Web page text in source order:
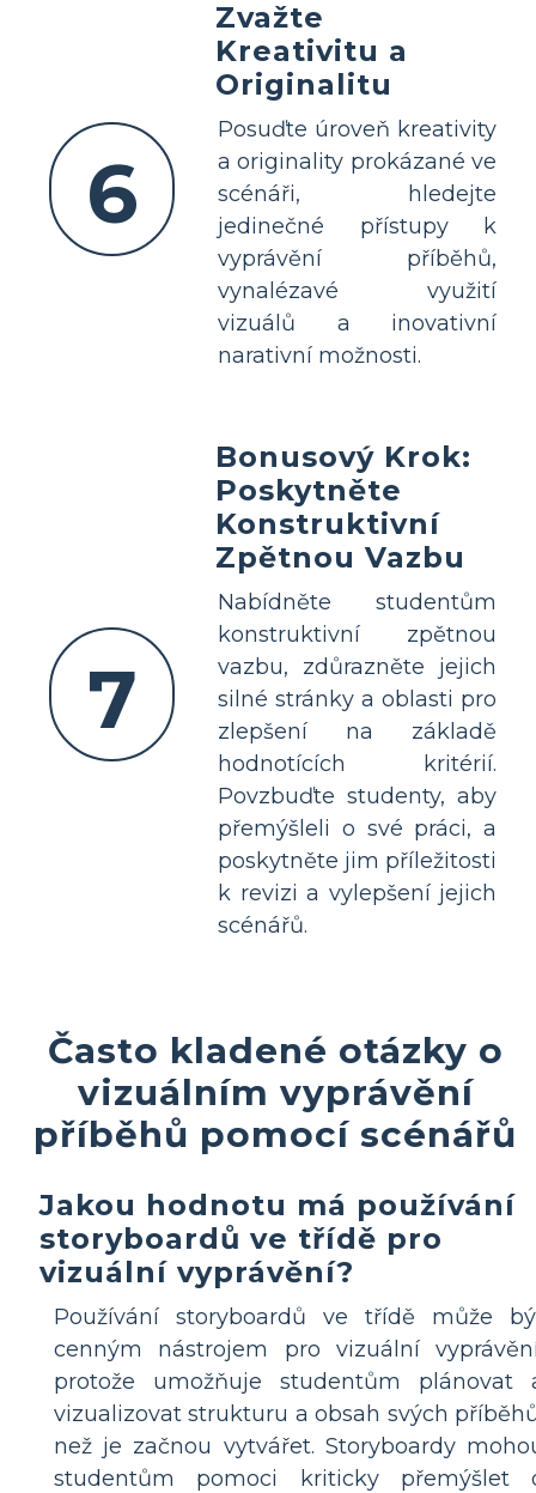
6
Zvažte
Kreativitu a
Originalitu
Posuďte úroveň kreativity
a originality prokázané ve
scénáři, hledejte
jedinečné přístupy k
vyprávění příběhů,
vynalézavé využití
vizuálů a inovativní
narativní možnosti.
7
Bonusový Krok:
Poskytněte
Konstruktivní
Zpětnou Vazbu
Nabídněte studentům
konstruktivní zpětnou
vazbu, zdůrazněte jejich
silné stránky a oblasti pro
zlepšení na základě
hodnotících kritérií.
Povzbuďte studenty, aby
přemýšleli o své práci, a
poskytněte jim příležitosti
k revizi a vylepšení jejich
scénářů.
Často kladené otázky o
vizuálním vyprávění
příběhů pomocí scénářů
Jakou hodnotu má používání
storyboardů ve třídě pro
vizuální vyprávění?
Používání storyboardů ve třídě může
cenným nástrojem pro vizuální
protože umožňuje studentům plánovat
vizualizovat strukturu a obsah svých
než je začnou vytvářet. Storyboardy
studentům pomoci kriticky přemýšlet